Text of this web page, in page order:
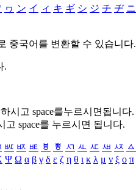
ヮ ン イ ィ キ ギ シ ジ チ ヂ ニ
중국어를 변환할 수 있습니다.
.
시고 space를누르시면됩니다.
고 space를 누르시면 됩니다.
ㅵ ㅶ ㅷ ㅸ ㅹ ㅺ ㅻ ㅼ ㅽ ㅾ ㅿ
Ψ Ω α β γ δ ε ζ η θ ι κ λ μ ν ξ ο π